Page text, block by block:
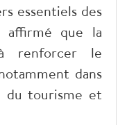
essentiels des
affirmé que la
renforcer le
dans
du tourisme et